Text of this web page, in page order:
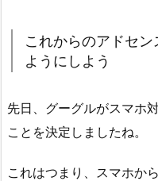
これからのアドセ
ようにしよう
先日、グーグルがスマホ
ことを決定しましたね。
これはつまり、スマホか